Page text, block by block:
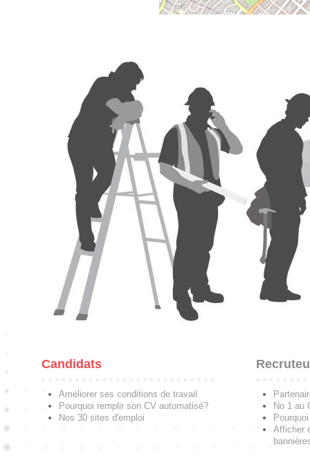
Candidats
Améliorer ses conditions de travail
Pourquoi remplir son CV automatisé?
Nos 30 sites d'emploi
No 1 au
Afficher